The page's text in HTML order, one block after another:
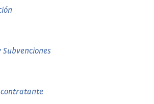
Subvenciones